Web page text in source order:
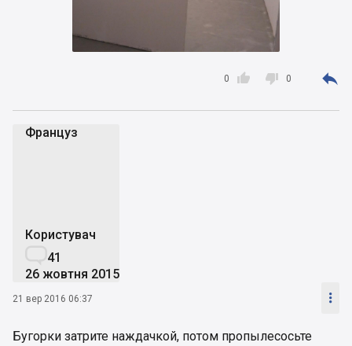

0  0 
Француз
Користувач
41
26 жовтня 2015
21 вер 2016 06:37 
Бугорки затрите наждачкой, потом пропылесосьте